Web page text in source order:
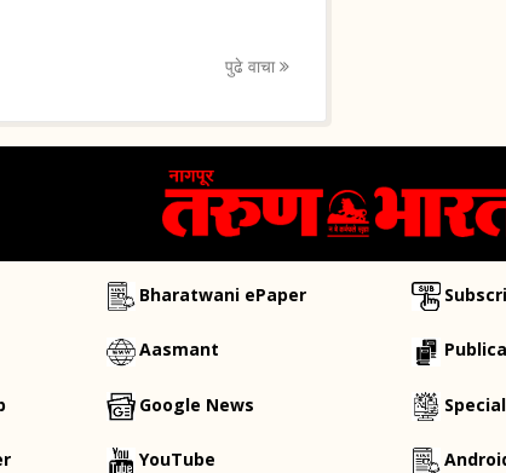
पुढे वाचा
Bharatwani ePaper
Aasmant
Google News
YouTube